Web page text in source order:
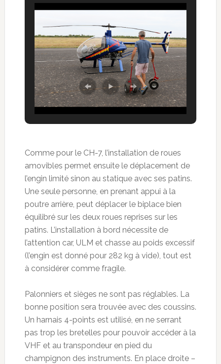
Comme pour le CH-7, l’installation de roues
amovibles permet ensuite le déplacement de
l’engin limité sinon au statique avec ses patins.
Une seule personne, en prenant appui à la
poutre arrière, peut déplacer le biplace bien
équilibré sur les deux roues reprises sur les
patins. L’installation à bord nécessite de
l’attention car, ULM et chasse au poids excessif
(l’engin est donné pour 282 kg à vide), tout est
à considérer comme fragile.
Palonniers et sièges ne sont pas réglables. La
bonne position sera trouvée avec des coussins.
Un harnais 4-points est utilisé, en ne serrant
pas trop les bretelles pour pouvoir accéder à la
VHF et au transpondeur en pied du
champignon des instruments. En place droite –